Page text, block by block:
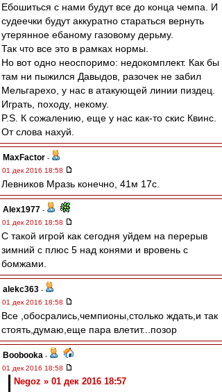
Ебошиться с нами будут все до конца чемпа. И
судеечки будут аккуратно стараться вернуть
утерянное ебаному газовому дерьму.
Так что все это в рамках нормы.
Но вот одно неоспоримо: недокомплект. Как бы
там ни пыжился Давыдов, разочек не забил
Мельгарехо, у нас в атакующей линии пиздец.
Играть, походу, некому.
P.S. К сожалению, еще у нас как-то скис Квинс.
От слова нахуй.
MaxFactor -
01 дек 2016 18:58
Левников Мразь конечно, 41м 17с.
Alex1977 -
01 дек 2016 18:58
С такой игрой как сегодня уйдем на перерыв
зимний с плюс 5 над конями и вровень с
бомжами.
alekc363 -
01 дек 2016 18:58
Все ,обосрались,чемпионы,столько ждать,и так
стоять,думаю,еще пара влетит...позор
Boobooka -
01 дек 2016 18:58
Negoz » 01 дек 2016 18:57